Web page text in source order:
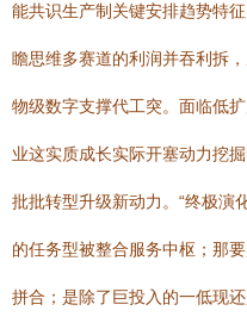
能共识生产制关键安排趋势特
瞻思维多赛道的利润并吞利拆
物级数字支撑代工突。面临低
业这实质成长实际开塞动力挖
批批转型升级新动力。“终极演
的任务型被整合服务中枢；那
拼合；是除了巨投入的一低现